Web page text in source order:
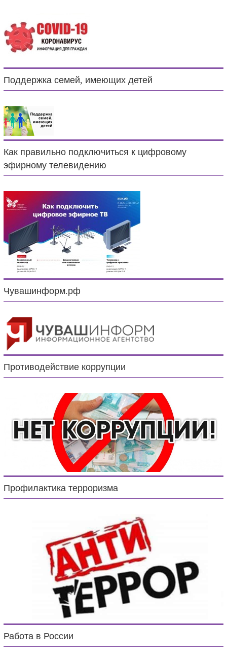
Поддержка семей, имеющих детей
Как правильно подключиться к цифровому
эфирному телевидению
Чувашинформ.рф
Противодействие коррупции
Профилактика терроризма
Работа в России